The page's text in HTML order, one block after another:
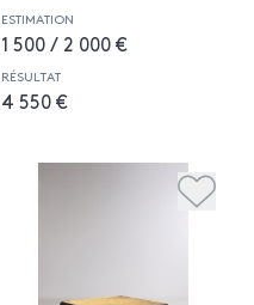
ESTIMATION
1 500 / 2 000 €
RÉSULTAT
4 550 €